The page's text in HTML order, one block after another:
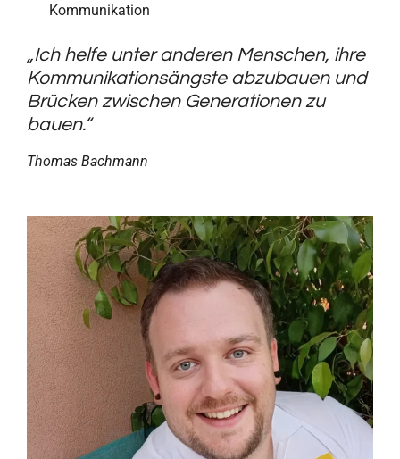
Kommunikation
„Ich helfe unter anderen Menschen, ihre
Kommunikationsängste abzubauen und
Brücken zwischen Generationen zu
bauen.“
Thomas Bachmann